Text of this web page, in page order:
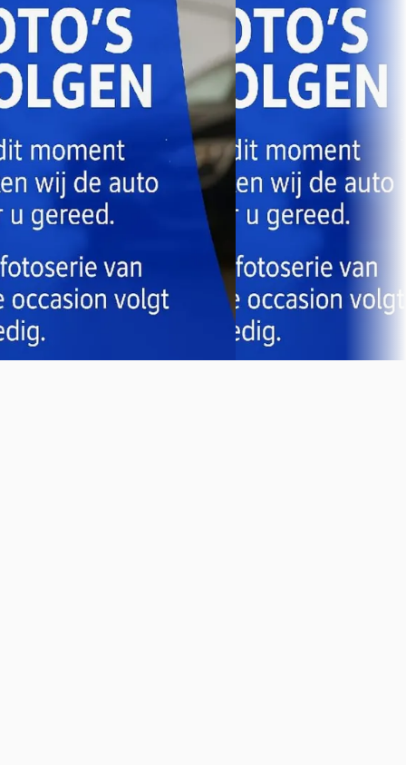
Toyota C-HR·2020
2.0 Hybrid First Edition
€ 22.445
Scherp geprijsd
2020 · 75.548 km · Hybride ·
Automaat
Louwman Toyota Bergen op Zoom
Bergen op Zoom 4,4(
Bekijk aanbieding →
Vergelijk
Toyota Yaris_Cross
1.5 Hybrid First Edition
€ 22.945
2021 · 74.560 km · Hybride
Automaat
Louwman Toyota Bergen
Bekijk aanbieding →
Vergelijk